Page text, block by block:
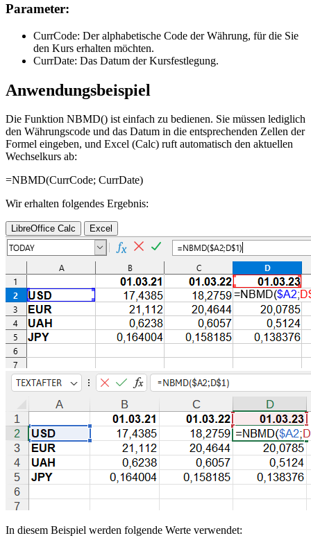
Parameter:
CurrCode: Der alphabetische Code der Währung, für die Sie
den Kurs erhalten möchten.
CurrDate: Das Datum der Kursfestlegung.
Anwendungsbeispiel
Die Funktion NBMD() ist einfach zu bedienen. Sie müssen lediglich
den Währungscode und das Datum in die entsprechenden Zellen der
Formel eingeben, und Excel (Calc) ruft automatisch den aktuellen
Wechselkurs ab:
=NBMD(CurrCode; CurrDate)
Wir erhalten folgendes Ergebnis:
LibreOffice Calc Excel
In diesem Beispiel werden folgende Werte verwendet: